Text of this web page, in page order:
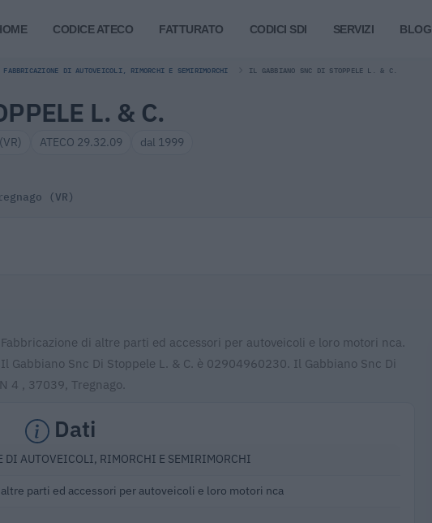
CODICE ATECO FATTURATO CODICI SDI SERVIZI BLOG
FABBRICAZIONE DI AUTOVEICOLI, RIMORCHI E SEMIRIMORCHI IL GABBIANO SNC DI STOPPELE L. & C.
L. & C.
ATECO 29.32.09 dal 1999
(VR)
di altre parti ed accessori per autoveicoli e loro motori nca.
Snc Di Stoppele L. & C. è 02904960230. Il Gabbiano Snc Di
4 , 37039, Tregnago.
Dati
DI AUTOVEICOLI, RIMORCHI E SEMIRIMORCHI
parti ed accessori per autoveicoli e loro motori nca